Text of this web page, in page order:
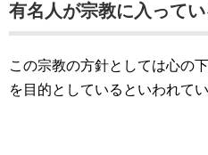
有名人が宗教に入って
この宗教の方針としては心の
を目的としているといわれてい